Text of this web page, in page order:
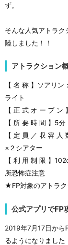
ず。
そんな人気アトラク
陸しました！！
アトラクション
【 名 称 】ソアリ
ライト
【 正 式 オ ー プ ン
【 所 要 時 間 】5分
【 定 員 ／ 収 容 人
×２シアター
【 利 用 制 限 】
所恐怖症注意
★FP対象のアトラク
公式アプリでFP
2019年7月17日から
るようになりました